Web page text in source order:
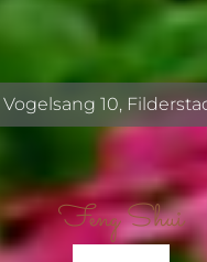
10,
Feng Shui